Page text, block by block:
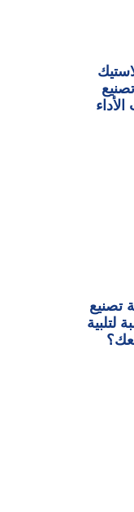
تصنيع
لتلبية